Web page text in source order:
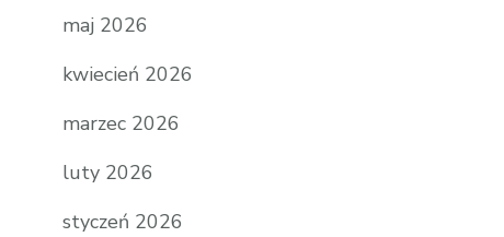
maj 2026
kwiecień 2026
marzec 2026
luty 2026
styczeń 2026